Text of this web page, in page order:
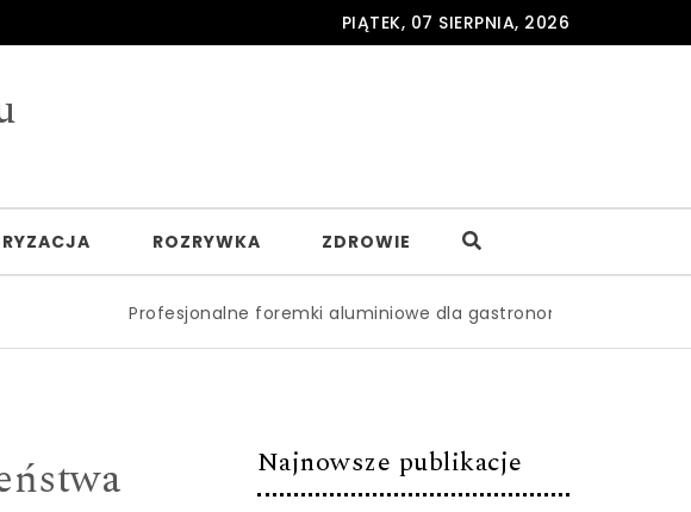
PIĄTEK, 07 SIERPNIA, 2026
ROZRYWKA ZDROWIE
Profesjonalne foremki aluminiowe dla gastronomii – gdzie je zamawiać
Najnowsze publikacje